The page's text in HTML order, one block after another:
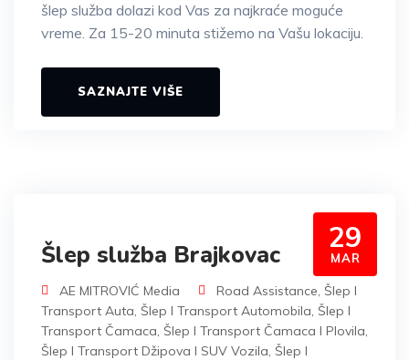
šlep služba dolazi kod Vas za najkraće moguće
vreme. Za 15-20 minuta stižemo na Vašu lokaciju.
SAZNAJTE VIŠE
29
MAR
Šlep služba Brajkovac
AE MITROVIĆ Media Road Assistance, Šlep I
Transport Auta, Šlep I Transport Automobila, Šlep I
Transport Čamaca, Šlep I Transport Čamaca I Plovila,
Šlep I Transport Džipova I SUV Vozila, Šlep I